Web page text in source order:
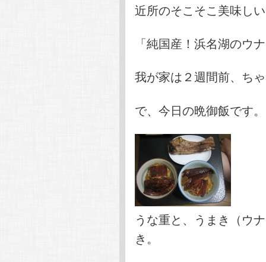
近所のそこそこ美味し
「純国産！浜名湖のウ
我が家は２週間前、ち
で、今日の晩御飯です。
うな重と、うまき（ウ
き。